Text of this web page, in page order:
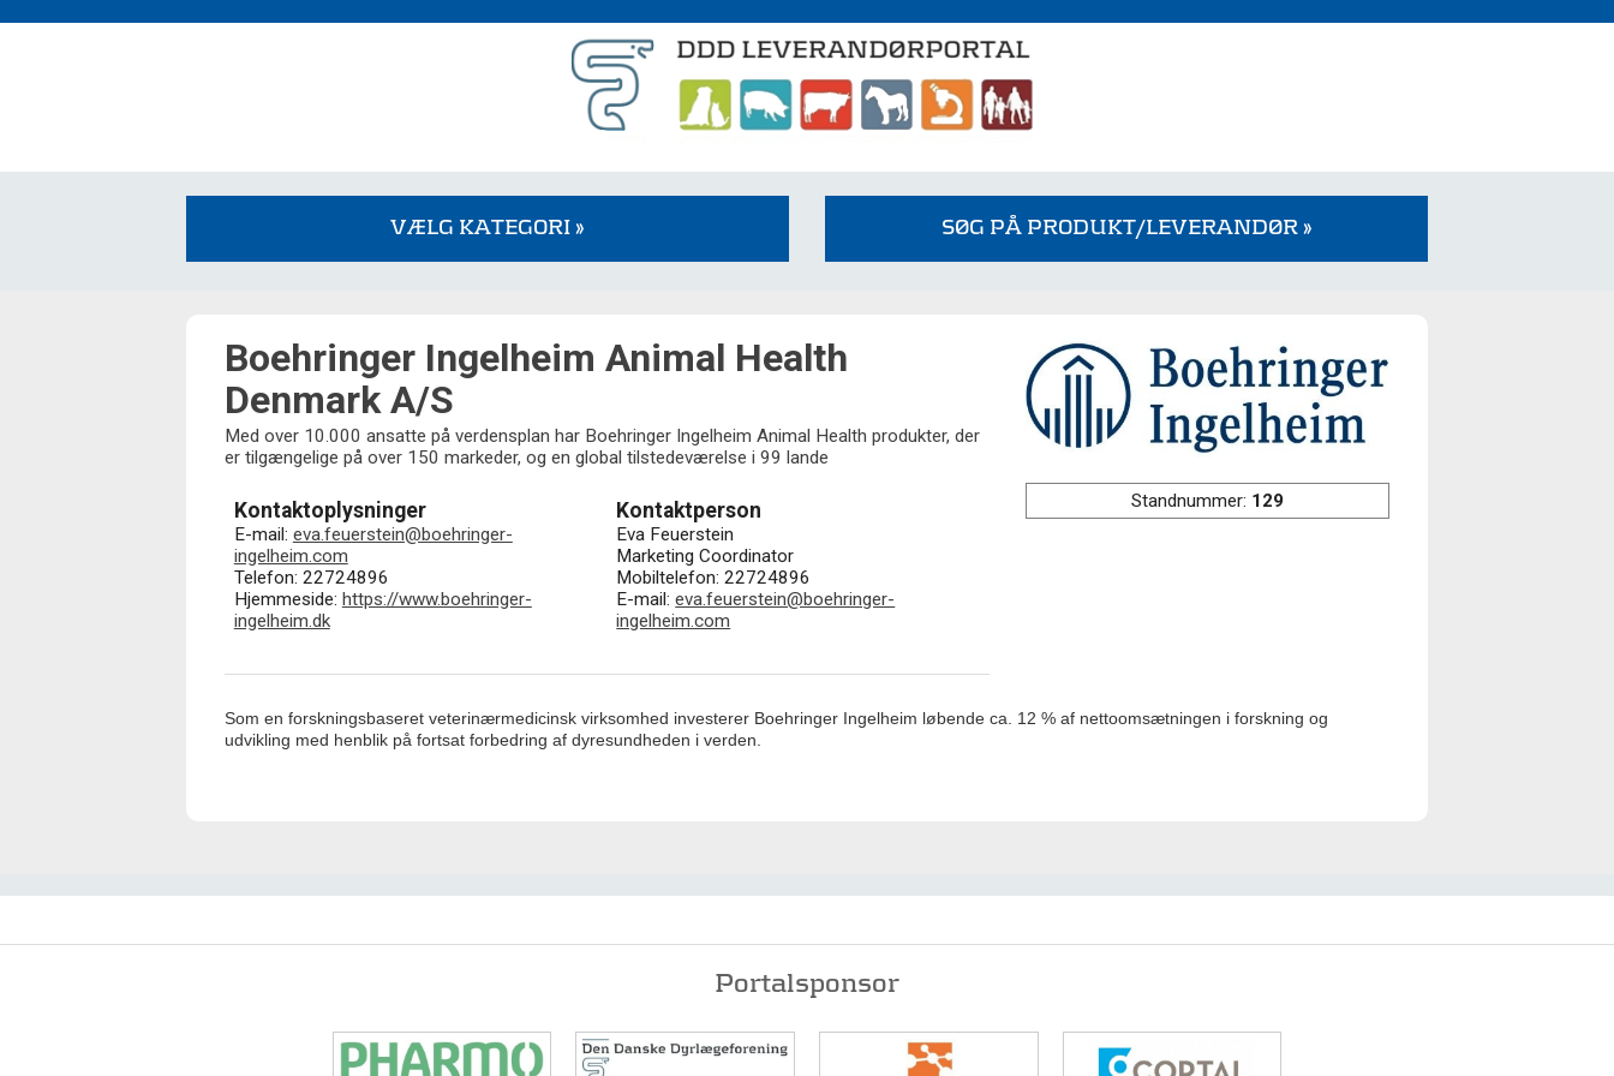
VÆLG KATEGORI » SØG PÅ PRODUKT/LEVERANDØR »
Boehringer Ingelheim Animal Health
Denmark A/S
Med over 10.000 ansatte på verdensplan har Boehringer Ingelheim Animal Health produkter, der
er tilgængelige på over 150 markeder, og en global tilstedeværelse i 99 lande
Kontaktoplysninger
E-mail: eva.feuerstein@boehringer-
ingelheim.com
Telefon: 22724896
Hjemmeside: https://www.boehringer-
ingelheim.dk
Kontaktperson
Eva Feuerstein
Marketing Coordinator
Mobiltelefon: 22724896
E-mail:eva.feuerstein@boehringer-
ingelheim.com
Standnummer: 129
Som en forskningsbaseret veterinærmedicinsk virksomhed investerer Boehringer Ingelheim løbende ca. 12 % af nettoomsætningen i forskning og
udvikling med henblik på fortsat forbedring af dyresundheden i verden.
Portalsponsor